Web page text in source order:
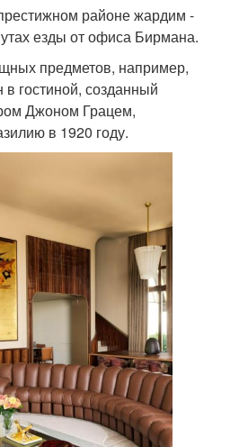
районе жардим -
езды от офиса Бирмана.
предметов, например,
гостиной, созданный
Джоном Грацем,
в 1920 году.